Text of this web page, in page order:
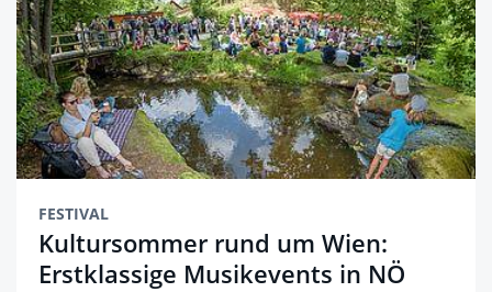
FESTIVAL
Kultursommer rund um Wien:
Erstklassige Musikevents in NÖ